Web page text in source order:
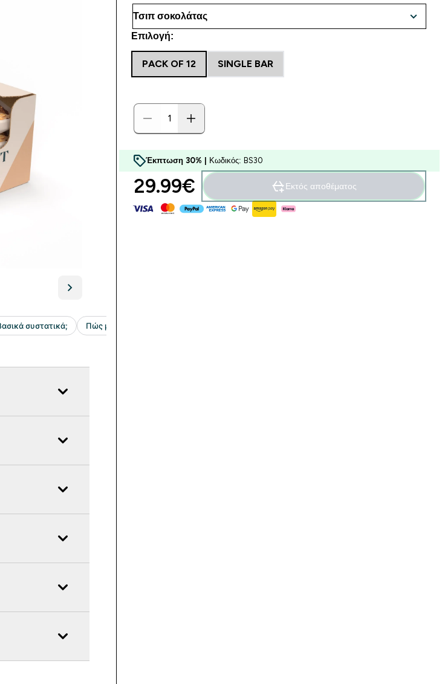
Επιλογή:
PACK OF 12 SINGLE BAR
Έκπτωση 30% | Κωδικός: BS30
29.99€‎ Εκτός αποθέματος